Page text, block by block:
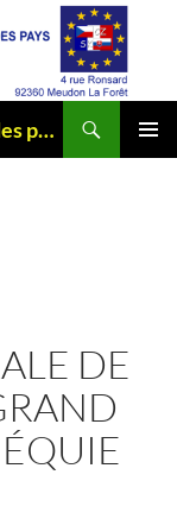
Association des Originaires et amis des pays Tchèques et Slovaque
DE